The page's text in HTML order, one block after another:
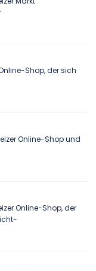
Shop, der sich
Online-Shop und
Online-Shop, der